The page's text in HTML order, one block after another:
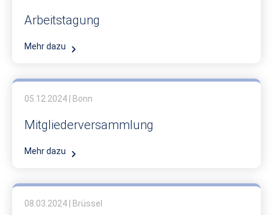
Arbeitstagung
Mehr dazu
05.12.2024 | Bonn
Mitgliederversammlung
Mehr dazu
08.03.2024 | Brüssel